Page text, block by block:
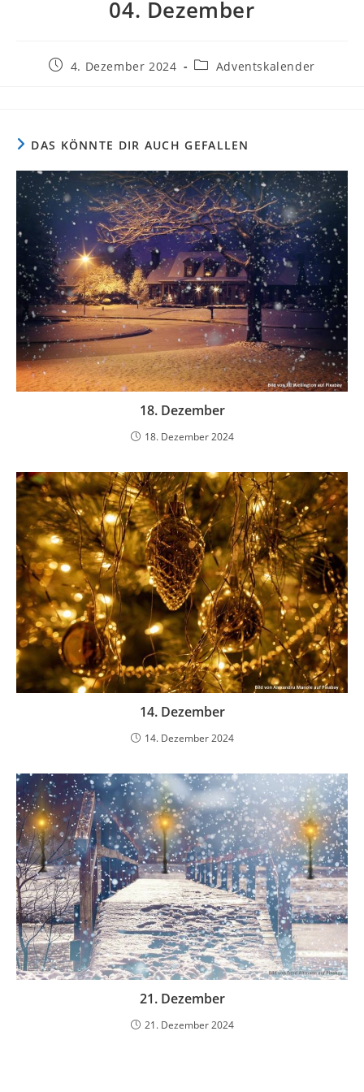
04. Dezember
Beitrag4. Dezember 2024
Beitrags-
Adventskalender
DAS KÖNNTE DIR AUCH GEFALLEN
18. Dezember
18. Dezember 2024
14. Dezember
14. Dezember 2024
21. Dezember
21. Dezember 2024